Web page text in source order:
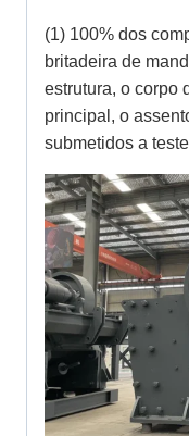
(1) 100% dos
britadeira de
estrutura, o corpo
principal, o
submetidos a